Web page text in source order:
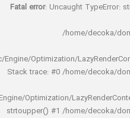
Fatal error : Uncaught
/home/
rocket/inc/Engine/Optimization/
Stack trace: #0 /
rocket/inc/Engine/Optimization/
strtoupper() #1 /